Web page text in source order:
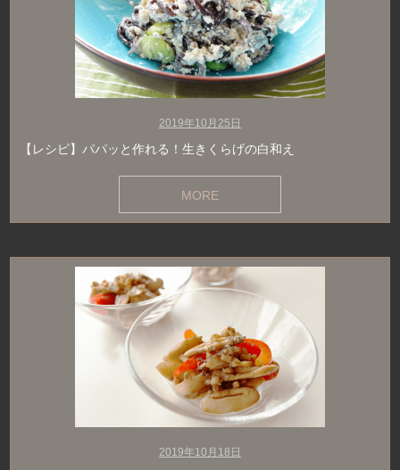
2019年10月25日
【レシピ】パパッと作れる！生きくらげの白和え
MORE
2019年10月18日